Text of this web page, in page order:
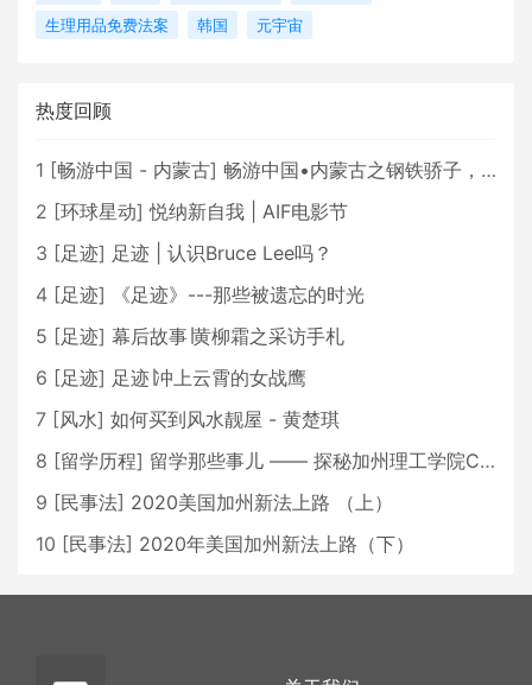
生理用品免费法案
韩国 元宇宙
热度回顾
1 [畅游中国 - 内蒙古] 畅游中国•内蒙古之钢铁骄子，魅力包头
2 [环球星动] 悦纳新自我 | AIF电影节
3 [足迹] 足迹 | 认识Bruce Lee吗？
4 [足迹]
《足迹》---那些被遗忘的时光
5 [足迹] 幕后故事∣黄柳霜之采访手札
6 [足迹] 足迹∣冲上云霄的女战鹰
7 [风水] 如何买到风水靓屋 - 黄楚琪
8 [留学历程] 留学那些事儿 —— 探秘加州理工学院Caltech博士生活 [上集]
9 [民事法] 2020美国加州新法上路 （上）
10 [民事法] 2020年美国加州新法上路（下）